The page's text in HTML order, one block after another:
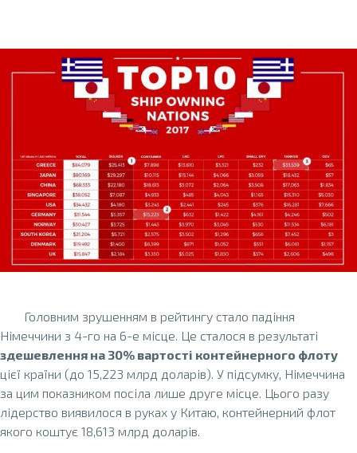
Головним зрушенням в рейтингу стало падіння
Німеччини з 4-го на 6-е місце. Це сталося в результаті
здешевлення на 30% вартості контейнерного флоту
цієї країни (до 15,223 млрд доларів). У підсумку, Німеччина
за цим показником посіла лише друге місце. Цього разу
лідерство виявилося в руках у Китаю, контейнерний флот
якого коштує 18,613 млрд доларів.